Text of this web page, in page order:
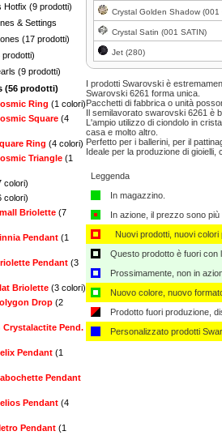
Hotfix (9 prodotti)
& Settings
(17 prodotti)
(9 prodotti)
(56 prodotti)
Ring (1 colori)
Square (4
Ring (4 colori)
Triangle (1
colori)
colori)
Briolette (7
Pendant (1
Pendant (3
Briolette (3 colori)
Drop (2
Crystalactite Pend.
Pendant (1
Pendant
Pendant (4
Pendant (1
Crystal Golden Shadow (001
Crystal Satin (001 SATIN)
Jet (280)
I prodotti Swarovski è
Swarovski 6261 forma unica.
Pacchetti di fabbrica o unità
Il semilavorato swarovski 6261 è
L'ampio utilizzo di ciondolo in
casa e molto altro.
Perfetto per i ballerini, per il
Ideale per la produzione di
Leggenda
In magazzino.
In azione, il prezzo sono più
Nuovi prodotti, nuovi colori
Questo prodotto è fuori con
Prossimamente, non in
Nuovo colore, nuovo
Prodotto fuori produzione,
Personalizzato ​​prodotti